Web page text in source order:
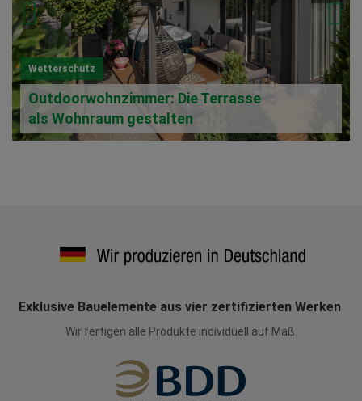
Wetterschutz
Outdoorwohnzimmer: Die Terrasse
als Wohnraum gestalten
Exklusive Bauelemente aus vier zertifizierten Werken
Wir fertigen alle Produkte individuell auf Maß.